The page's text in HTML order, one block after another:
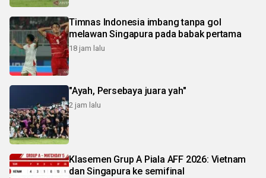
Timnas Indonesia imbang tanpa gol
melawan Singapura pada babak pertama
18 jam lalu
"Ayah, Persebaya juara yah"
2 jam lalu
Klasemen Grup A Piala AFF 2026: Vietnam
dan Singapura ke semifinal